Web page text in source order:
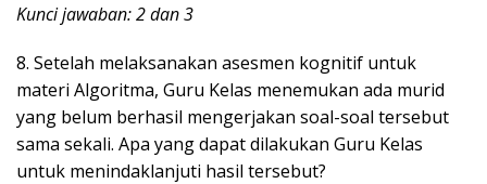
Kunci jawaban: 2 dan 3
8. Setelah melaksanakan asesmen kognitif untuk
materi Algoritma, Guru Kelas menemukan ada murid
yang belum berhasil mengerjakan soal-soal tersebut
sama sekali. Apa yang dapat dilakukan Guru Kelas
untuk menindaklanjuti hasil tersebut?